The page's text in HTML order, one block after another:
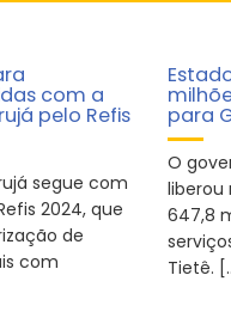
com a
pelo Refis
segue com
2024, que
de
com
para
O
liberou
647,8
Tietê.